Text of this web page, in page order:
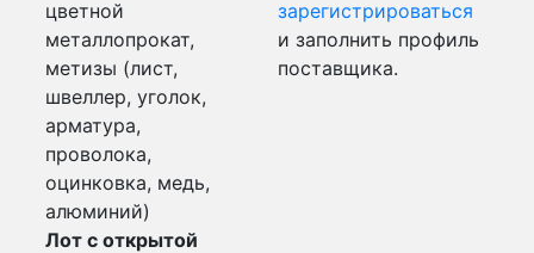
цветной
металлопрокат,
метизы (лист,
швеллер, уголок,
арматура,
проволока,
оцинковка, медь,
алюминий)
Лот с открытой
зарегистрироваться
и заполнить профиль
поставщика.